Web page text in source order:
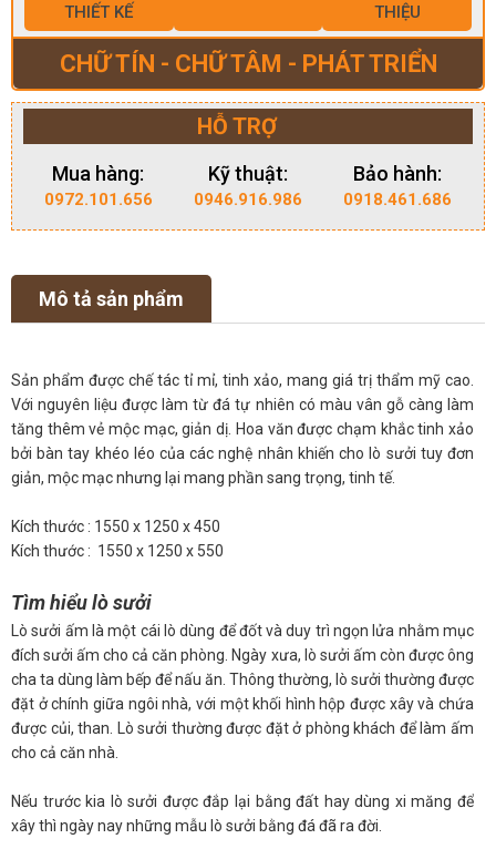
THIẾT KẾ
THIỆU
CHỮ TÍN - CHỮ TÂM - PHÁT TRIỂN
HỖ TRỢ
Mua hàng:
0972.101.656
Kỹ thuật:
0946.916.986
Bảo hành:
0918.461.686
Mô tả sản phẩm
Sản phẩm được chế tác tỉ mỉ, tinh xảo, mang giá trị thẩm mỹ cao.
Với nguyên liệu được làm từ đá tự nhiên có màu vân gỗ càng làm
tăng thêm vẻ mộc mạc, giản dị. Hoa văn được chạm khắc tinh xảo
bởi bàn tay khéo léo của các nghệ nhân khiến cho lò sưởi tuy đơn
giản, mộc mạc nhưng lại mang phần sang trọng, tinh tế.
Kích thước : 1550 x 1250 x 450
Kích thước : 1550 x 1250 x 550
Tìm hiểu lò sưởi
Lò sưởi ấm là một cái lò dùng để đốt và duy trì ngọn lửa nhằm mục
đích sưởi ấm cho cả căn phòng. Ngày xưa, lò sưởi ấm còn được ông
cha ta dùng làm bếp để nấu ăn. Thông thường, lò sưởi thường được
đặt ở chính giữa ngôi nhà, với một khối hình hộp được xây và chứa
được củi, than. Lò sưởi thường được đặt ở phòng khách để làm ấm
cho cả căn nhà.
Nếu trước kia lò sưởi được đắp lại bằng đất hay dùng xi măng để
xây thì ngày nay những mẫu lò sưởi bằng đá đã ra đời.